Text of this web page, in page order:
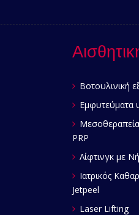
Βοτουλινική
Εμφυτεύματα
PRP
Λίφτινγκ με
Ιατρικός
Jetpeel
Laser Lifting